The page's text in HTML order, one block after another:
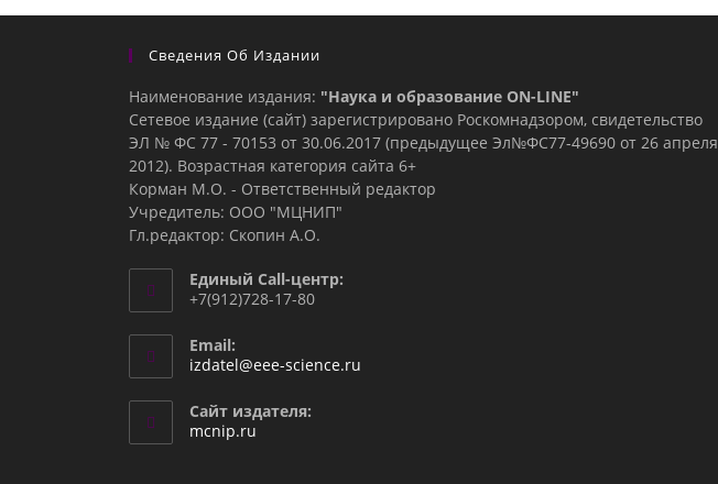
Сведения Об Издании
Наименование издания: "Наука и образование ON-LINE"
Сетевое издание (сайт) зарегистрировано Роскомнадзором, свидетельство
ЭЛ № ФС 77 - 70153 от 30.06.2017 (предыдущее Эл№ФC77-49690 от 26 апреля
2012). Возрастная категория сайта 6+
Корман М.О. - Ответственный редактор
Учредитель: ООО "МЦНИП"
Гл.редактор: Скопин А.О.
Единый Call-центр:
+7(912)728-17-80
Email:
izdatel@eee-science.ru
Сайт издателя:
mcnip.ru